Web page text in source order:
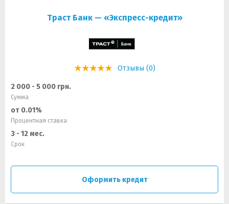
Траст Банк — «Экспресс-кредит»
Отзывы (0)
2 000 - 5 000 грн.
Сумма
от 0.01%
Процентная ставка
3 - 12 мес.
Срок
Оформить кредит